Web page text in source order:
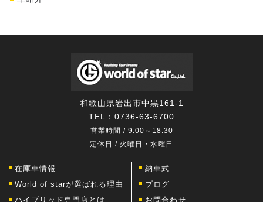
和歌山県岩出市中黒161-1
TEL： 0736-63-6700
営業時間 / 9:00～18:30
定休日 / 火曜日・水曜日
在庫車情報
World of starが選ばれる理由
ハイブリッド専門店とは
納車式
ブログ
お問合わせ